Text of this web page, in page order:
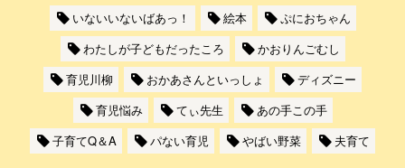
いないいないばあっ！ 絵本
ぷにおちゃん
わたしが子どもだったころ
かおりんごむし
育児川柳
おかあさんといっしょ
ディズニー
育児悩み
てぃ先生
あの手この手
子育てQ＆A
パない育児 やばい野菜 夫育て